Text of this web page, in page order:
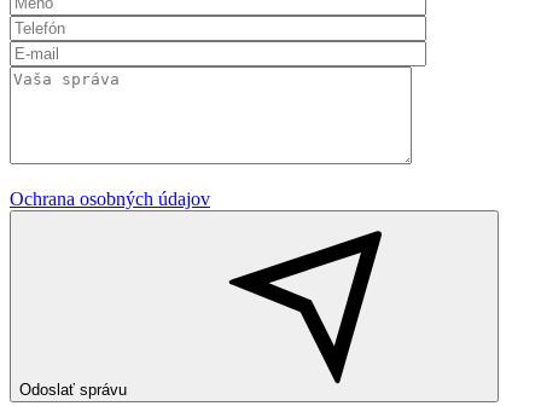
Ochrana osobných údajov
Odoslať správu